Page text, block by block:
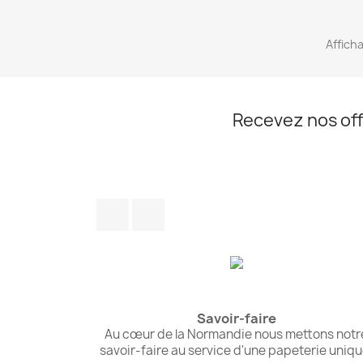
Recevez nos
Savoir-faire
Au cœur de la Normandie nous mettons
savoir-faire au service d'une papeterie